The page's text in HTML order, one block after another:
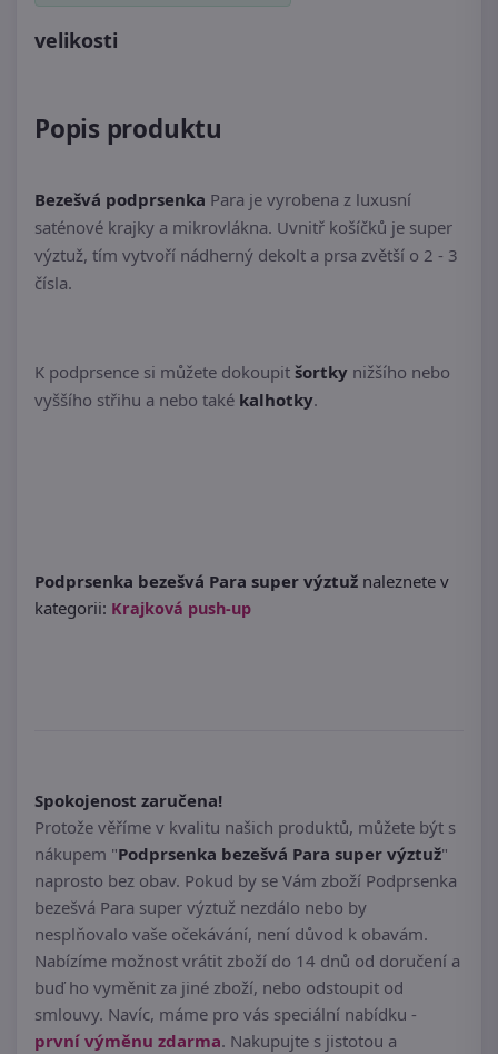
velikosti
Popis produktu
Bezešvá podprsenka Para je vyrobena z luxusní
saténové krajky a mikrovlákna. Uvnitř košíčků je super
výztuž, tím vytvoří nádherný dekolt a prsa zvětší o 2 - 3
čísla.
K podprsence si můžete dokoupit šortky nižšího nebo
vyššího střihu a nebo také kalhotky.
Podprsenka bezešvá Para super výztuž naleznete v
kategorii: Krajková push-up
Spokojenost zaručena!
Protože věříme v kvalitu našich produktů, můžete být s
nákupem "Podprsenka bezešvá Para super výztuž"
naprosto bez obav. Pokud by se Vám zboží Podprsenka
bezešvá Para super výztuž nezdálo nebo by
nesplňovalo vaše očekávání, není důvod k obavám.
Nabízíme možnost vrátit zboží do 14 dnů od doručení a
buď ho vyměnit za jiné zboží, nebo odstoupit od
smlouvy. Navíc, máme pro vás speciální nabídku -
první výměnu zdarma. Nakupujte s jistotou a